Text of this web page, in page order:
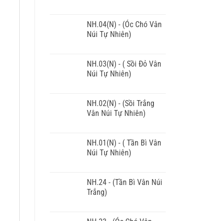
NH.04(N) - (Óc Chó Vân
Núi Tự Nhiên)
NH.03(N) - ( Sồi Đỏ Vân
Núi Tự Nhiên)
NH.02(N) - (Sồi Trắng
Vân Núi Tự Nhiên)
NH.01(N) - ( Tần Bì Vân
Núi Tự Nhiên)
NH.24 - (Tần Bì Vân Núi
Trắng)